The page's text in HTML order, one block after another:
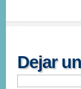
Dejar